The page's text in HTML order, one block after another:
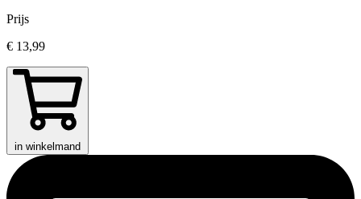
Prijs
€ 13,99
in winkelmand